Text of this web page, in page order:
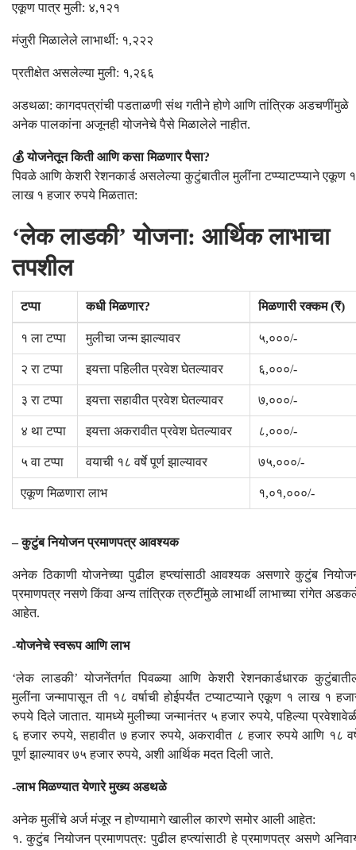
एकूण पात्र मुली: ४,१२१
मंजुरी मिळालेले लाभार्थी: १,२२२
प्रतीक्षेत असलेल्या मुली: १,२६६
अडथळा: कागदपत्रांची पडताळणी संथ गतीने होणे आणि तांत्रिक अडचणींमुळे
अनेक पालकांना अजूनही योजनेचे पैसे मिळालेले नाहीत.
💰 योजनेतून किती आणि कसा मिळणार पैसा?
पिवळे आणि केशरी रेशनकार्ड असलेल्या कुटुंबातील मुलींना टप्प्याटप्प्याने एकूण १
लाख १ हजार रुपये मिळतात:
‘लेक लाडकी’ योजना: आर्थिक लाभाचा
तपशील
टप्पा कधी मिळणार? मिळणारी रक्कम (₹)
१ ला टप्पा मुलीचा जन्म झाल्यावर ५,०००/-
२ रा टप्पा इयत्ता पहिलीत प्रवेश घेतल्यावर ६,०००/-
३ रा टप्पा इयत्ता सहावीत प्रवेश घेतल्यावर ७,०००/-
४ था टप्पा इयत्ता अकरावीत प्रवेश घेतल्यावर ८,०००/-
५ वा टप्पा वयाची १८ वर्षे पूर्ण झाल्यावर ७५,०००/-
एकूण मिळणारा लाभ १,०१,०००/-
– कुटुंब नियोजन प्रमाणपत्र आवश्यक
अनेक ठिकाणी योजनेच्या पुढील हप्त्यांसाठी आवश्यक असणारे कुटुंब
प्रमाणपत्र नसणे किंवा अन्य तांत्रिक त्रुटींमुळे लाभार्थी लाभाच्या रांगेत
आहेत.
-योजनेचे स्वरूप आणि लाभ
‘लेक लाडकी’ योजनेंतर्गत पिवळ्या आणि केशरी रेशनकार्डधारक
मुलींना जन्मापासून ती १८ वर्षाची होईपर्यंत टप्याटप्याने एकूण १ लाख १
रुपये दिले जातात. यामध्ये मुलीच्या जन्मानंतर ५ हजार रुपये, पहिल्या
६ हजार रुपये, सहावीत ७ हजार रुपये, अकरावीत ८ हजार रुपये आणि १८
पूर्ण झाल्यावर ७५ हजार रुपये, अशी आर्थिक मदत दिली जाते.
-लाभ मिळण्यात येणारे मुख्य अडथळे
अनेक मुलींचे अर्ज मंजूर न होण्यामागे खालील कारणे समोर आली आहेत:
१. कुटुंब नियोजन प्रमाणपत्र: पुढील हप्त्यांसाठी हे प्रमाणपत्र असणे